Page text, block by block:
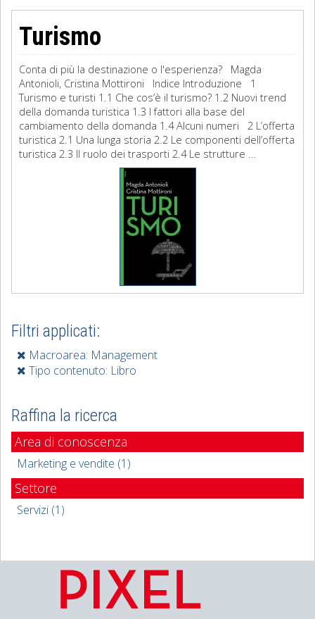
Turismo
Conta di più la destinazione o l'esperienza? Magda
Antonioli, Cristina Mottironi Indice Introduzione 1
Turismo e turisti 1.1 Che cos’è il turismo? 1.2 Nuovi trend
della domanda turistica 1.3 I fattori alla base del
cambiamento della domanda 1.4 Alcuni numeri 2 L’offerta
turistica 2.1 Una lunga storia 2.2 Le componenti dell’offerta
turistica 2.3 Il ruolo dei trasporti 2.4 Le strutture ...
Filtri applicati:
Macroarea: Management
Tipo contenuto: Libro
Raffina la ricerca
Area di conoscenza
Marketing e vendite (1)
Settore
Servizi (1)